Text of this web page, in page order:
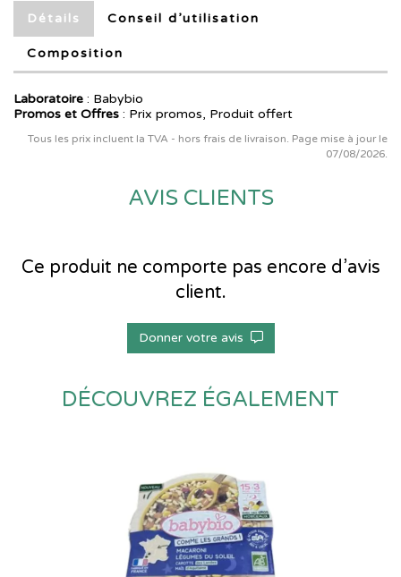
Détails Conseil d’utilisation
Composition
Laboratoire : Babybio
Promos et Offres : Prix promos, Produit offert
Tous les prix incluent la TVA - hors frais de livraison. Page mise à jour le
07/08/2026.
AVIS CLIENTS
Ce produit ne comporte pas encore d’avis
client.
Donner votre avis
DÉCOUVREZ ÉGALEMENT